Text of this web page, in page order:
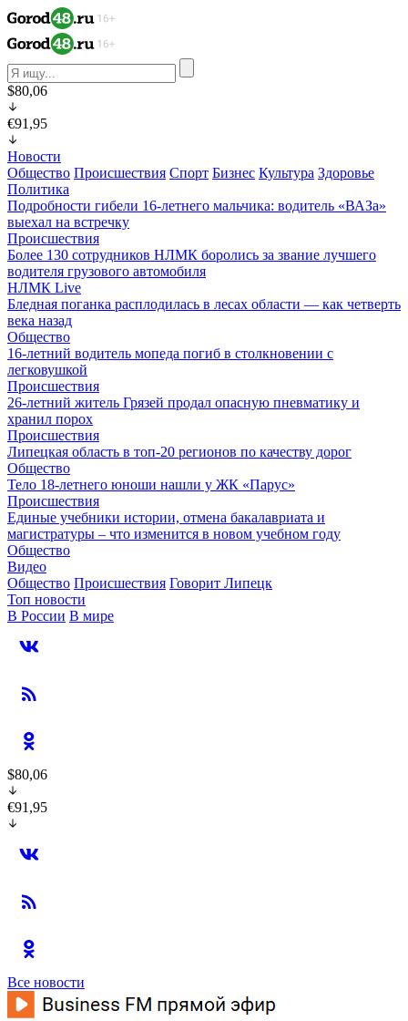
$80,06
€91,95
Новости
Общество Происшествия Спорт Бизнес Культура Здоровье
Политика
Подробности гибели 16-летнего мальчика: водитель «ВАЗа»
выехал на встречку
Происшествия
Более 130 сотрудников НЛМК боролись за звание лучшего
водителя грузового автомобиля
НЛМК Live
Бледная поганка расплодилась в лесах области — как четверть
века назад
Общество
16-летний водитель мопеда погиб в столкновении с
легковушкой
Происшествия
26-летний житель Грязей продал опасную пневматику и
хранил порох
Происшествия
Липецкая область в топ-20 регионов по качеству дорог
Общество
Тело 18-летнего юноши нашли у ЖК «Парус»
Происшествия
Единые учебники истории, отмена бакалавриата и
магистратуры – что изменится в новом учебном году
Общество
Видео
Общество Происшествия Говорит Липецк
Топ новости
В России В мире
$80,06
€91,95
Все новости